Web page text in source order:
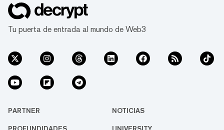
Tu puerta de entrada al mundo de Web3
PARTNER NOTICIAS